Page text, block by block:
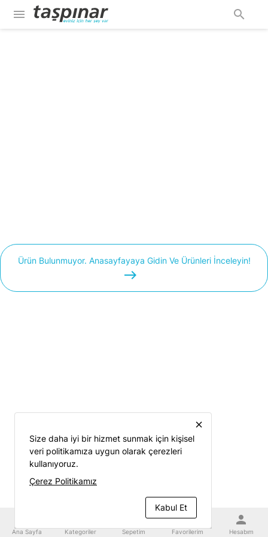
menu search
Ürün Bulunmuyor. Anasayfayaya Gidin Ve Ürünleri İnceleyin!
easts
Ana Sayfa Kategoriler Sepetim
favorite
Favorilerim
person
Hesabım
close
Size daha iyi bir hizmet sunmak için kişisel
veri politikamıza uygun olarak çerezleri
kullanıyoruz.
Çerez Politikamız
Kabul Et